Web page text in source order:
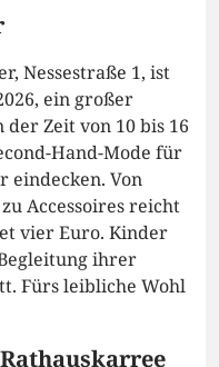
Nessestraße 1, ist
ein großer
Zeit von 10 bis 16
Hand-Mode für
eindecken. Von
Accessoires reicht
vier Euro. Kinder
ihrer
Fürs leibliche Wohl